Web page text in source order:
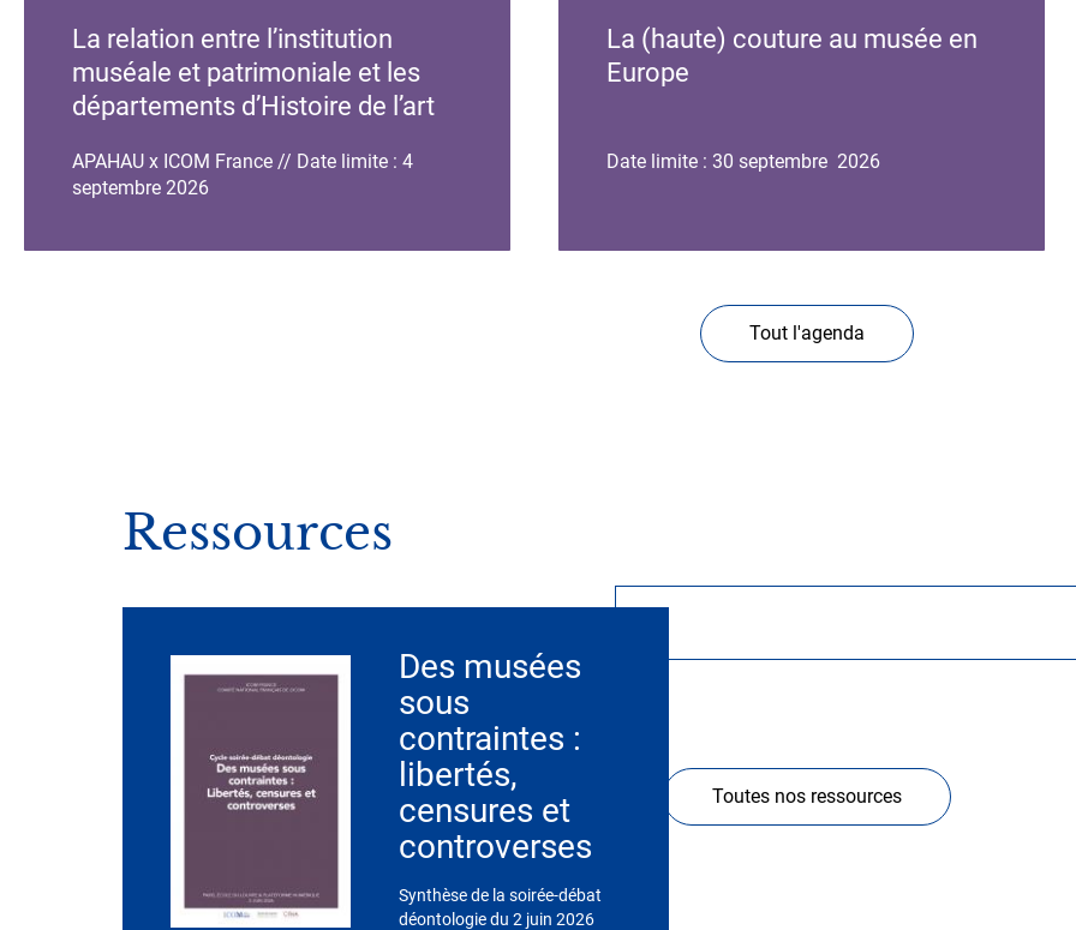
l'événement l'événement
La relation entre l’institution
muséale et patrimoniale et les
départements d’Histoire de l’art
APAHAU x ICOM France // Date limite : 4
septembre 2026
l'événement l'événement
La (haute) couture au musée en
Europe
Date limite : 30 septembre 2026
Tout l'agenda
Ressources
Des musées
sous
contraintes :
libertés,
censures et
controverses
Synthèse de la soirée-débat
déontologie du 2 juin 2026
Toutes nos ressources